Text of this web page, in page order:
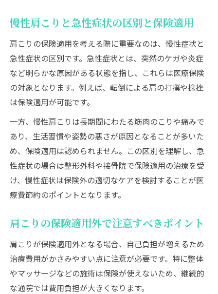
慢性肩こりと急性症状の区別と保険適用
肩こりの保険適用を考える際に重要なのは、慢性症状と
急性症状の区別です。急性症状とは、突然のケガや炎症
など明らかな原因がある状態を指し、これらは医療保険
の対象となります。例えば、転倒による肩の打撲や捻挫
は保険適用が可能です。
一方、慢性肩こりは長期間にわたる筋肉のこりや痛みで
あり、生活習慣や姿勢の悪さが原因となることが多いた
め、保険適用は認められません。この区別を理解し、急
性症状の場合は整形外科や接骨院で保険適用の治療を受
け、慢性症状は保険外の適切なケアを検討することが医
療費節約のポイントとなります。
肩こりの保険適用外で注意すべきポイント
肩こりが保険適用外となる場合、自己負担が増えるため
治療費用がかさみやすい点に注意が必要です。特に整体
やマッサージなどの施術は保険が使えないため、継続的
な通院では費用負担が大きくなります。